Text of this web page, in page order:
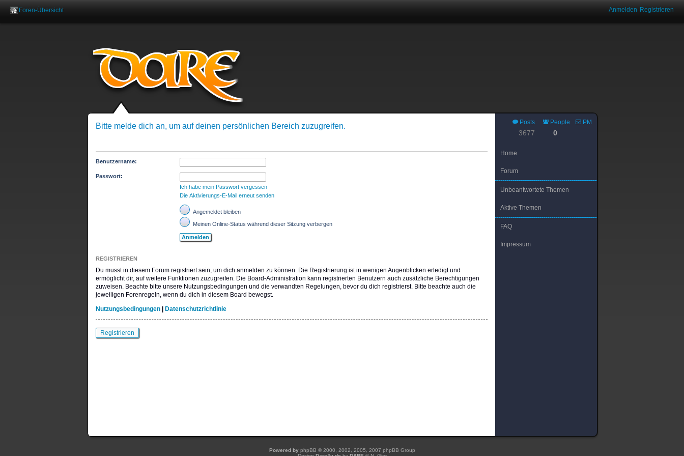
Foren-Übersicht Registrieren
Anmelden
Bitte melde dich an, um auf deinen persönlichen Bereich zuzugreifen.
Benutzername:
Passwort:
Ich habe mein Passwort vergessen
Die Aktivierungs-E-Mail erneut senden
Angemeldet bleiben
Meinen Online-Status während dieser Sitzung verbergen
REGISTRIEREN
Du musst in diesem Forum registriert sein, um dich anmelden zu können. Die Registrierung ist in wenigen Augenblicken erledigt und
ermöglicht dir, auf weitere Funktionen zuzugreifen. Die Board-Administration kann registrierten Benutzern auch zusätzliche Berechtigungen
zuweisen. Beachte bitte unsere Nutzungsbedingungen und die verwandten Regelungen, bevor du dich registrierst. Bitte beachte auch die
jeweiligen Forenregeln, wenn du dich in diesem Board bewegst.
Nutzungsbedingungen | Datenschutzrichtlinie
Registrieren
Posts People PM
3677 0
Home
Forum
Unbeantwortete Themen
Aktive Themen
FAQ
Impressum
Powered by phpBB © 2000, 2002, 2005, 2007 phpBB Group